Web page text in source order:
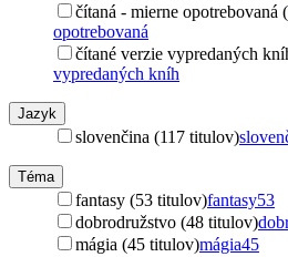
čítaná - mierne opotrebovaná
opotrebovaná
čítané verzie vypredaných
vypredaných kníh
Jazyk
slovenčina (117 titulov)
Téma
fantasy (53 titulov)fantasy53
dobrodružstvo (48 titulov)
mágia (45 titulov)mágia45